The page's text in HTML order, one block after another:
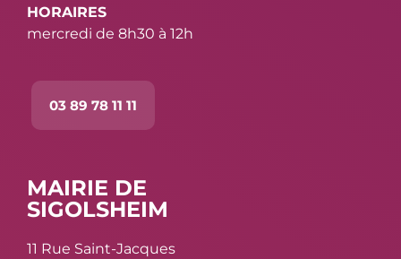
HORAIRES
mercredi de 8h30 à 12h
03 89 78 11 11
MAIRIE DE
SIGOLSHEIM
11 Rue Saint-Jacques